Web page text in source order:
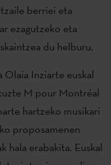
berriei eta
ezagutzeko eta
du helburu.
Inziarte euskal
M pour Montréal
hartzeko musikari
proposamenen
hala erabakita. Euskal